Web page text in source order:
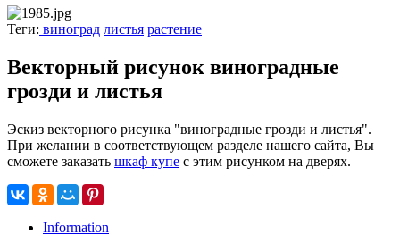
Теги: виноград листья растение
Векторный рисунок виноградные
грозди и листья
Эскиз векторного рисунка "виноградные грозди и листья".
При желании в соответствующем разделе нашего сайта, Вы
сможете заказать шкаф купе с этим рисунком на дверях.
Information